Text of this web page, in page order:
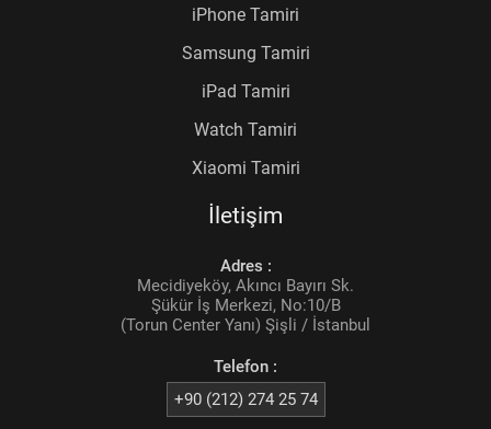
iPhone Tamiri
Samsung Tamiri
iPad Tamiri
Watch Tamiri
Xiaomi Tamiri
İletişim
Adres :
Mecidiyeköy, Akıncı Bayırı Sk.
Şükür İş Merkezi, No:10/B
(Torun Center Yanı) Şişli / İstanbul
Telefon :
+90 (212) 274 25 74